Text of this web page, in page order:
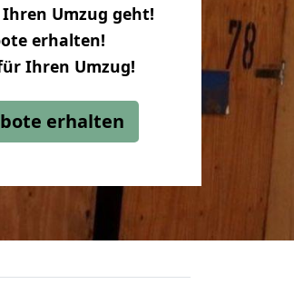
Umzug geht!
erhalten!
Ihren Umzug!
erhalten